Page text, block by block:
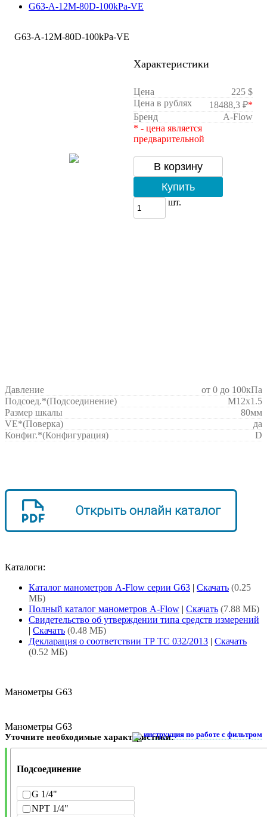
G63-A-12M-80D-100kPa-VE
G63-A-12M-80D-100kPa-VE
Характеристики
Цена
225 $
Цена в рублях
18488,3 ₽*
Бренд
A-Flow
* - цена является
предварительной
В корзину
Купить
шт.
Давление
от 0 до 100кПа
Подсоед.*(Подсоединение)
M12x1.5
Размер шкалы
80мм
VE*(Поверка)
да
Конфиг.*(Конфигурация) D
Открыть онлайн каталог
Каталоги:
Каталог манометров A-Flow серии G63 | Скачать (0.25
МБ)
Полный каталог манометров A-Flow | Скачать (7.88 МБ)
Свидетельство об утверждении типа средств измерений
| Скачать (0.48 МБ)
Декларация о соответствии ТР ТС 032/2013 | Скачать
(0.52 МБ)
Манометры G63
Манометры G63
Уточните необходимые характеристики:инструкция по работе с фильтром
Подсоединение
G 1/4"
NPT 1/4"